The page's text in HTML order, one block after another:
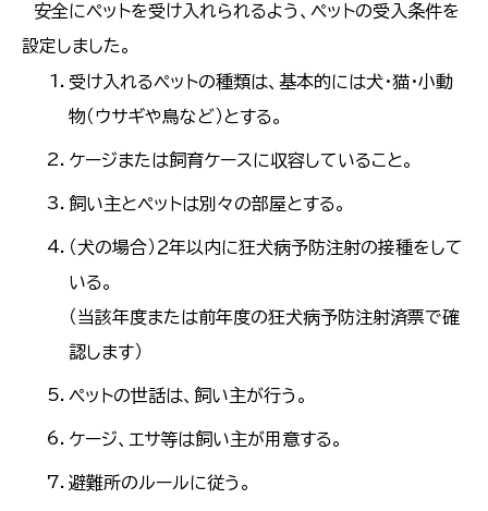
安全にペットを受け入れられるよう、ペットの受入条件を
設定しました。
受け入れるペットの種類は、基本的には犬・猫・小動
物（ウサギや鳥など）とする。
ケージまたは飼育ケースに収容していること。
飼い主とペットは別々の部屋とする。
（犬の場合）２年以内に狂犬病予防注射の接種をして
いる。
（当該年度または前年度の狂犬病予防注射済票で確
認します）
ペットの世話は、飼い主が行う。
ケージ、エサ等は飼い主が用意する。
避難所のルールに従う。